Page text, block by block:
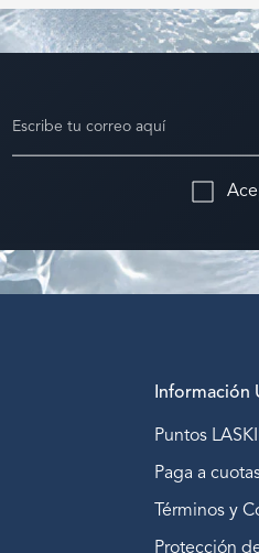
Información
Puntos
Paga a
Términos y
Protección